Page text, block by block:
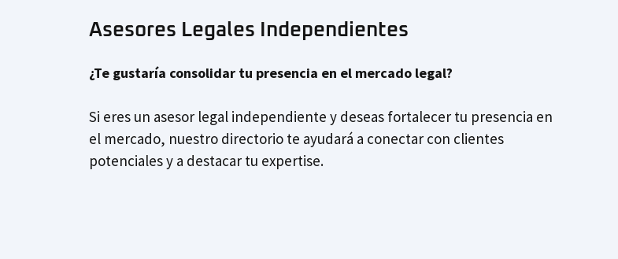
Asesores Legales Independientes
¿Te gustaría consolidar tu presencia en el mercado legal?
Si eres un asesor legal independiente y deseas fortalecer tu presencia en
el mercado, nuestro directorio te ayudará a conectar con clientes
potenciales y a destacar tu expertise.